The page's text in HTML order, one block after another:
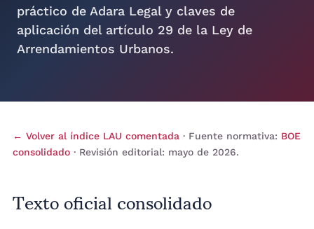
práctico de Adara Legal y claves de
aplicación del artículo 29 de la Ley de
Arrendamientos Urbanos.
← Volver al índice LAU comentada · Fuente normativa: BOE
consolidado · Revisión editorial: mayo de 2026.
Texto oficial consolidado